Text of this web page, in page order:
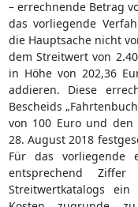
– errechnende Betrag
das vorliegende
die Hauptsache nicht
dem Streitwert von
in Höhe von 202,36
addieren. Diese
Bescheids
von 100 Euro und den
28. August 2018
Für das vorliegende
entsprechend
Streitwertkatalogs